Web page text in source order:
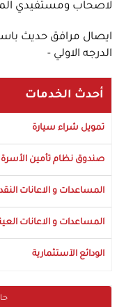
لاصحاب ومستفيدي
ايصال مرافق حديث
الدرجه الاولي -
أحدث الخدمات
تمويل شراء سيارة
صندوق نظام تأمين الأسرة
المساعدات و الاعانات
المساعدات و الاعانات
الودائع الآستثمارية